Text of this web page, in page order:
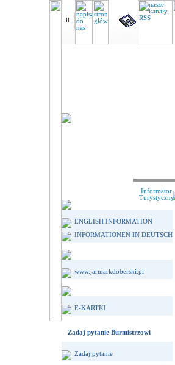
Informator
Turystyczny
ENGLISH INFORMATION
INFORMATIONEN IN DEUTSCH
www.jarmarkdoberski.pl
E-KARTKI
Zadaj pytanie Burmistrzowi
Zadaj pytanie